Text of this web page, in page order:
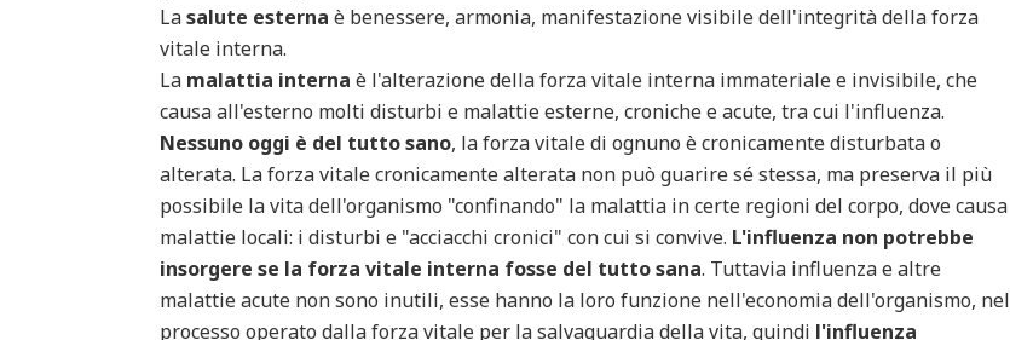
Lasalute esterna è benessere, armonia, manifestazione visibile dell'integrità della forza
vitale interna.
La malattia interna è l'alterazione della forza vitale interna immateriale e invisibile, che
causa all'esterno molti disturbi e malattie esterne, croniche e acute, tra cui l'influenza.
Nessuno oggi è del tutto sano, la forza vitale di ognuno è cronicamente disturbata o
alterata. La forza vitale cronicamente alterata non può guarire sé stessa, ma preserva il più
possibile la vita dell'organismo "confinando" la malattia in certe regioni del corpo, dove causa
malattie locali: i disturbi e "acciacchi cronici" con cui si convive. L'influenza non potrebbe
insorgere se la forza vitale interna fosse del tutto sana. Tuttavia influenza e altre
malattie acute non sono inutili, esse hanno la loro funzione nell'economia dell'organismo, nel
processo operato dalla forza vitale per la salvaguardia della vita, quindi l'influenza